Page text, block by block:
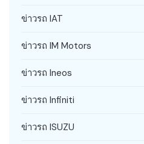
ข่าวรถ IAT
ข่าวรถ IM Motors
ข่าวรถ Ineos
ข่าวรถ Infiniti
ข่าวรถ ISUZU